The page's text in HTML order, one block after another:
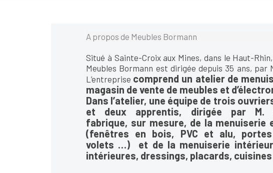
A propos de Meubles Bormann
Situé à Sainte-Croix aux Mines, dans le Haut-
Meubles Bormann est dirigée depuis 35 ans, par
L’entreprise comprend un atelier de
magasin de vente de meubles et
Dans l’atelier, une équipe de trois
et deux apprentis, dirigée par M.
fabrique, sur mesure, de la menuiserie
(fenêtres en bois, PVC et alu, portes
volets …) et de la menuiserie
intérieures, dressings, placards,